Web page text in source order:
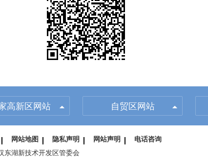
高新区网站 自贸区网站
网站地图 隐私声明 网站声明
电话咨询
东湖新技术开发区管委会